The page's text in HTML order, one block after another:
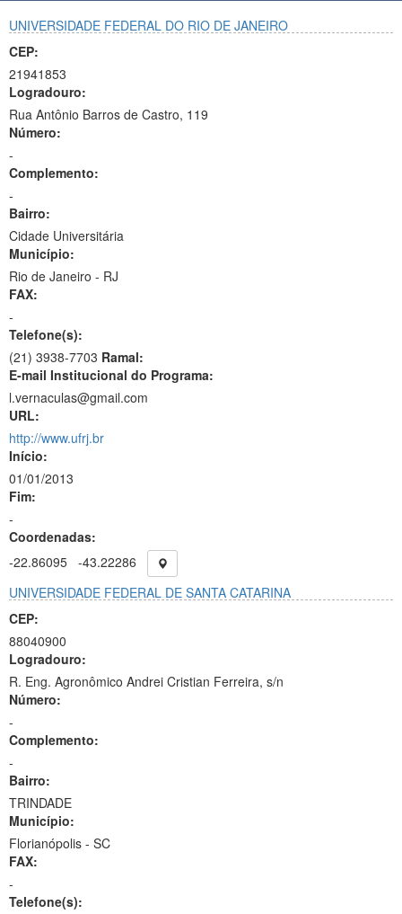
UNIVERSIDADE FEDERAL DO RIO DE JANEIRO
CEP:
21941853
Logradouro:
Rua Antônio Barros de Castro, 119
Número:
-
Complemento:
-
Bairro:
Cidade Universitária
Município:
Rio de Janeiro - RJ
FAX:
-
Telefone(s):
(21) 3938-7703 Ramal:
E-mail Institucional do Programa:
l.vernaculas@gmail.com
URL:
http://www.ufrj.br
Início:
01/01/2013
Fim:
-
Coordenadas:
-22.86095 -43.22286
UNIVERSIDADE FEDERAL DE SANTA CATARINA
CEP:
88040900
Logradouro:
R. Eng. Agronômico Andrei Cristian Ferreira, s/n
Número:
-
Complemento:
-
Bairro:
TRINDADE
Município:
Florianópolis - SC
FAX:
-
Telefone(s):